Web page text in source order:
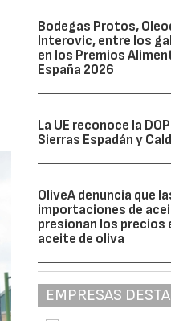
Bodegas Protos,
Interovic, entre los
en los Premios
España 2026
La UE reconoce la
Sierras Espadán y
OliveA denuncia que
importaciones de
presionan los precios
aceite de oliva
EMPRESAS